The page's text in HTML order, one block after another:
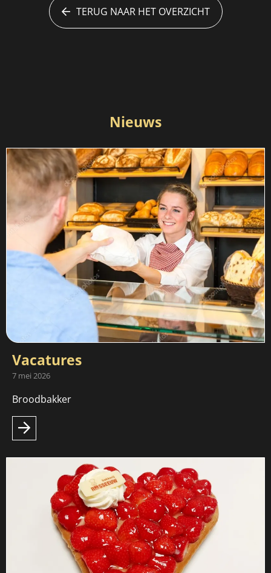
TERUG NAAR HET OVERZICHT
Nieuws
Vacatures
7 mei 2026
Broodbakker